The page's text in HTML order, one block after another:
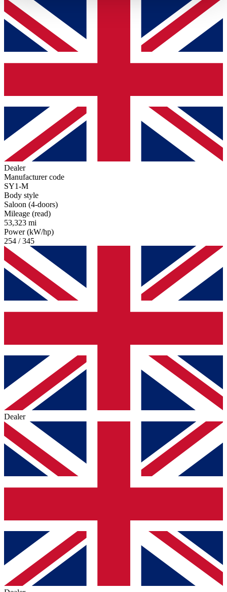
haben oder die sie im Rahmen Ihrer Nutzung der Dienste
gesammelt haben.
Dealer
Manufacturer code
SY1-M
Body style
Saloon (4-doors)
Mileage (read)
53,323 mi
Power (kW/hp)
254 / 345
Dealer